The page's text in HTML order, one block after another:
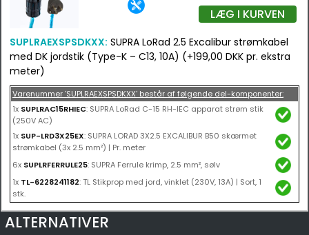
LÆG I KURVEN
SUPLRAEXSPSDKXX: SUPRA LoRad 2.5 Excalibur strømkabel
med DK jordstik (Type-K – C13, 10A) (+199,00 DKK pr. ekstra
meter)
Varenummer 'SUPLRAEXSPSDKXX' består af følgende del-komponenter:
1x SUPLRAC15RHIEC: SUPRA LoRad C-15 RH-IEC apparat strøm stik
(250V AC)
1x SUP-LRD3X25EX: SUPRA LORAD 3X2.5 EXCALIBUR B50 skærmet
strømkabel (3x 2.5 mm²) | Pr. meter
6x SUPLRFERRULE25: SUPRA Ferrule krimp, 2.5 mm², sølv
1x TL-6228241182: TL Stikprop med jord, vinklet (230V, 13A) | Sort, 1
stk.
ALTERNATIVER